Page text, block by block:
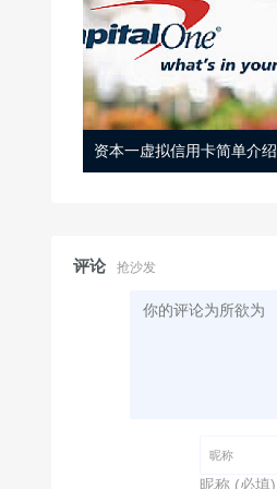
资本一虚拟信用卡简单介绍
评论 抢沙发
昵称 (必填)